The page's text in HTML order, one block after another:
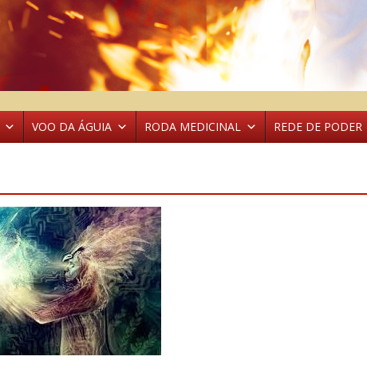
VOO DA ÁGUIA RODA MEDICINAL REDE DE PODER